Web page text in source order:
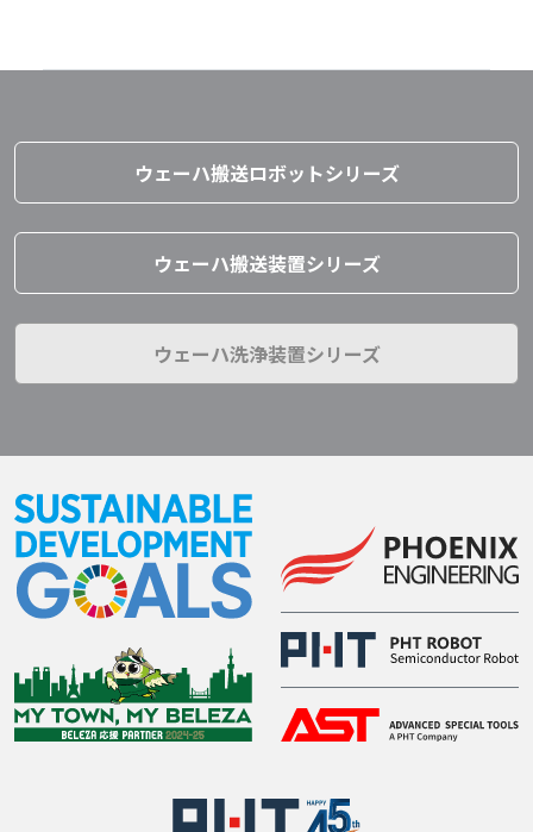
ウェーハ搬送ロボットシリーズ
ウェーハ搬送装置シリーズ
ウェーハ洗浄装置シリーズ